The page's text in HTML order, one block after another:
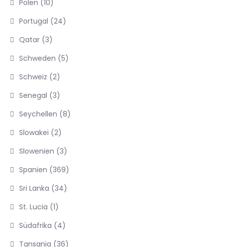
Polen (10)
Portugal (24)
Qatar (3)
Schweden (5)
Schweiz (2)
Senegal (3)
Seychellen (8)
Slowakei (2)
Slowenien (3)
Spanien (369)
Sri Lanka (34)
St. Lucia (1)
Südafrika (4)
Tansania (36)